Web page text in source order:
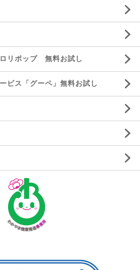
リポップ 無料お試し
ビス「グーペ」無料お試し